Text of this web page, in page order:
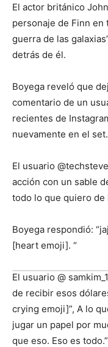
El actor británico
personaje de Finn en
guerra de las
detrás de él.
Boyega reveló que
comentario de un
recientes de
nuevamente en el set.
El usuario
acción con un sable
todo lo que quiero de
Boyega respondió:
[heart emoji]. “
El usuario @
de recibir esos
crying emoji]”, A lo
jugar un papel por
que eso. Eso es todo.”